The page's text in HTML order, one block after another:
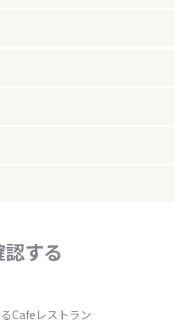
する
Cafeレストラン